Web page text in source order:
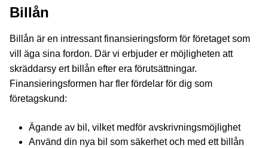
Billån
Billån är en intressant finansieringsform för företaget som
vill äga sina fordon. Där vi erbjuder er möjligheten att
skräddarsy ert billån efter era förutsättningar.
Finansieringsformen har fler fördelar för dig som
företagskund:
Ägande av bil, vilket medför avskrivningsmöjlighet
Använd din nya bil som säkerhet och med ett billån